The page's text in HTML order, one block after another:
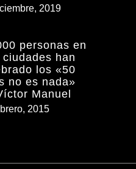
2019
personas en
han
los «50
no es nada»
Manuel
2015